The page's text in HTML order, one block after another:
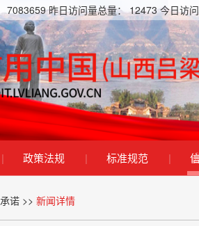
7083659 昨日访问量总量： 12473 今日访
| 政策法规 | 标准规范 |
诺 >> 新闻详情